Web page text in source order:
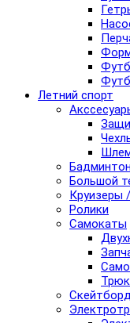
Летний спорт
Бадминтон
Большой
Круизеры
Ролики
Самокаты